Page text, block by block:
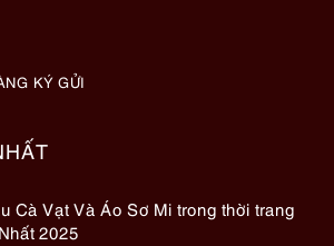
KÝ GỬI
Cà Vạt Và Áo Sơ Mi trong thời trang
2025